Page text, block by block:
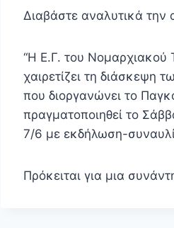
Διαβάστε αναλυτικά την
“Η Ε.Γ. του Νομαρχιακού
χαιρετίζει τη διάσκεψη
που διοργανώνει το
πραγματοποιηθεί το
7/6 με εκδήλωση-
Πρόκειται για μια